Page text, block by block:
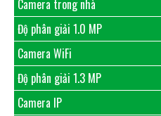
Camera trong nhà
Độ phân giải 1.0 MP
Camera WiFi
Độ phân giải 1.3 MP
Camera IP